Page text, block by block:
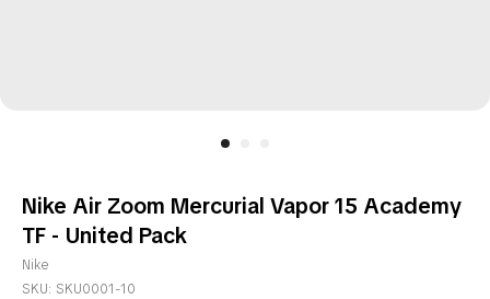
Nike Air Zoom Mercurial Vapor 15 Academy
TF - United Pack
Nike
SKU: SKU0001-10